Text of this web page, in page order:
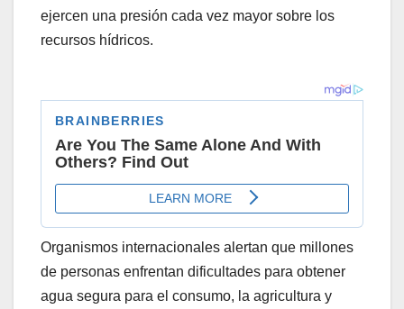
ejercen una presión cada vez mayor sobre los
recursos hídricos.
Organismos internacionales alertan que millones
de personas enfrentan dificultades para obtener
agua segura para el consumo, la agricultura y